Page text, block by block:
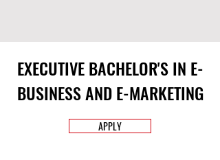
EXECUTIVE BACHELOR'S IN E-
BUSINESS AND E-MARKETING
APPLY